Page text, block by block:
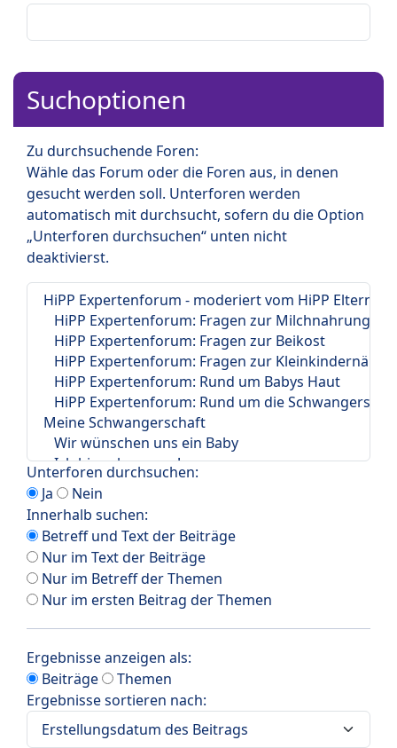
Suchoptionen
Zu durchsuchende Foren:
Wähle das Forum oder die Foren aus, in denen
gesucht werden soll. Unterforen werden
automatisch mit durchsucht, sofern du die Option
„Unterforen durchsuchen“ unten nicht
deaktivierst.
Unterforen durchsuchen:
Ja
Nein
Innerhalb suchen:
Betreff und Text der Beiträge
Nur im Text der Beiträge
Nur im Betreff der Themen
Nur im ersten Beitrag der Themen
Ergebnisse anzeigen als:
Beiträge
Themen
Ergebnisse sortieren nach: